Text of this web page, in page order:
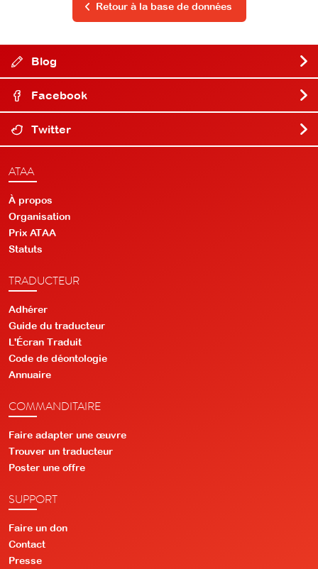
Retour à la base de données
Blog
Facebook
Twitter
ATAA
À propos
Organisation
Prix ATAA
Statuts
TRADUCTEUR
Adhérer
Guide du traducteur
L'Écran Traduit
Code de déontologie
Annuaire
COMMANDITAIRE
Faire adapter une œuvre
Trouver un traducteur
Poster une offre
SUPPORT
Faire un don
Contact
Presse